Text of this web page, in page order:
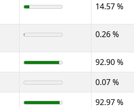
14.57 %
0.26 %
92.90 %
0.07 %
92.97 %